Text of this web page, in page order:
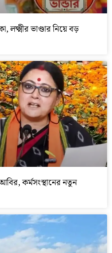
লক্ষ্মীর ভাণ্ডার নিয়ে বড়
কর্মসংস্থানের নতুন